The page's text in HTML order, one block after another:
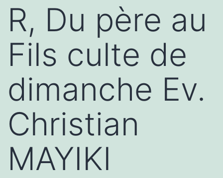
R, Du père au
Fils culte de
dimanche Ev.
Christian
MAYIKI